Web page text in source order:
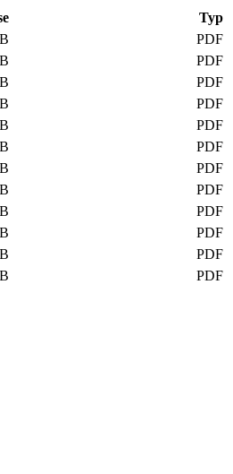
Typ
PDF
PDF
PDF
PDF
PDF
PDF
PDF
PDF
PDF
PDF
PDF
PDF